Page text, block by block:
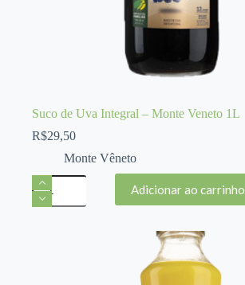
Suco de Uva Integral – Monte Veneto 1L
R$29,50
Monte Vêneto
Suco
de
Uva
Adicionar ao carrinho